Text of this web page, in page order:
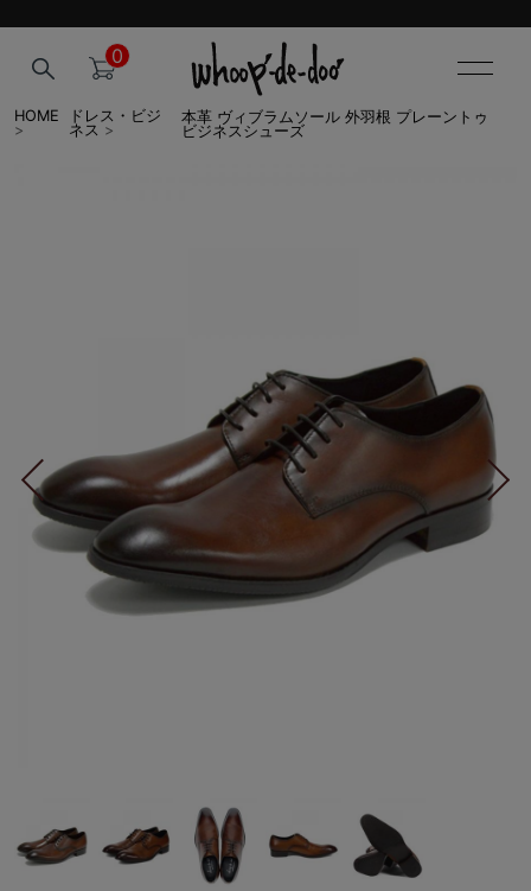
0
HOME
>
ドレス・ビジ
ネス >
本革 ヴィブラムソール 外羽根 プレーントゥ
ビジネスシューズ